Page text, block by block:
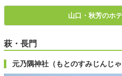
山口・秋芳のホ
萩・長門
元乃隅神社（もとのすみじんじゃ